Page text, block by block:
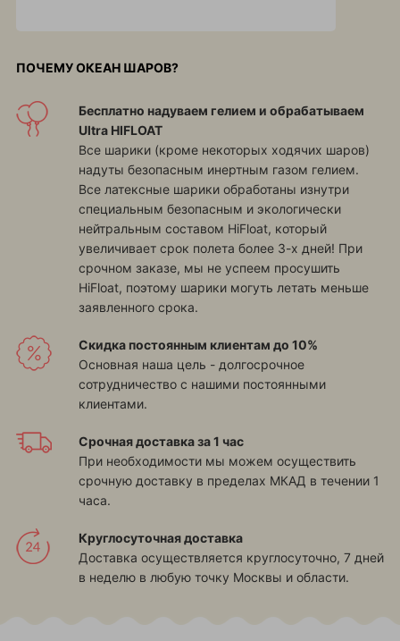
ПОЧЕМУ ОКЕАН ШАРОВ?
Бесплатно надуваем гелием и обрабатываем
Ultra HIFLOAT
Все шарики (кроме некоторых ходячих шаров)
надуты безопасным инертным газом гелием.
Все латексные шарики обработаны изнутри
специальным безопасным и экологически
нейтральным составом HiFloat, который
увеличивает срок полета более 3-х дней! При
срочном заказе, мы не успеем просушить
HiFloat, поэтому шарики могуть летать меньше
заявленного срока.
Скидка постоянным клиентам до 10%
Основная наша цель - долгосрочное
сотрудничество с нашими постоянными
клиентами.
Срочная доставка за 1 час
При необходимости мы можем осуществить
срочную доставку в пределах МКАД в течении 1
часа.
Круглосуточная доставка
Доставка осуществляется круглосуточно, 7 дней
в неделю в любую точку Москвы и области.